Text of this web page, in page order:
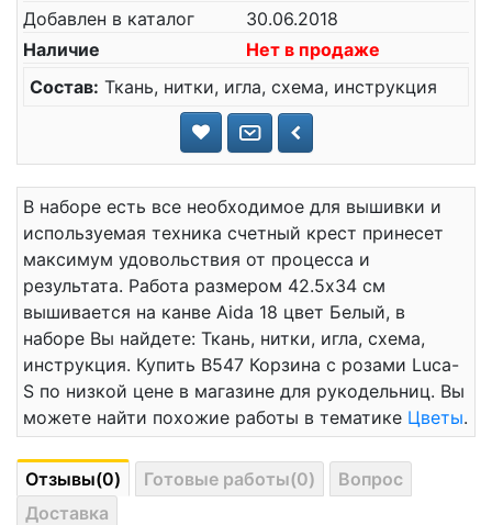
Добавлен в каталог
30.06.2018
Наличие
Нет в продаже
Состав: Ткань, нитки, игла, схема, инструкция
В наборе есть все необходимое для вышивки и
используемая техника счетный крест принесет
максимум удовольствия от процесса и
результата. Работа размером 42.5x34 см
вышивается на канве Aida 18 цвет Белый, в
наборе Вы найдете: Ткань, нитки, игла, схема,
инструкция. Купить B547 Корзина с розами Luca-
S по низкой цене в магазине для рукодельниц. Вы
можете найти похожие работы в тематике Цветы.
Отзывы(0) Готовые работы(0)
Вопрос
Доставка